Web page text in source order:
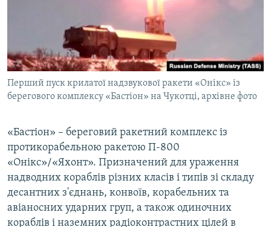
Перший пуск крилатої надзвукової ракети «Онікс» із
берегового комплексу «Бастіон» на Чукотці, архівне фото
«Бастіон» – береговий ракетний комплекс із
протикорабельною ракетою П-800
«Онікс»/«Яхонт». Призначений для ураження
надводних кораблів різних класів і типів зі складу
десантних з'єднань, конвоїв, корабельних та
авіаносних ударних груп, а також одиночних
кораблів і наземних радіоконтрастних цілей в